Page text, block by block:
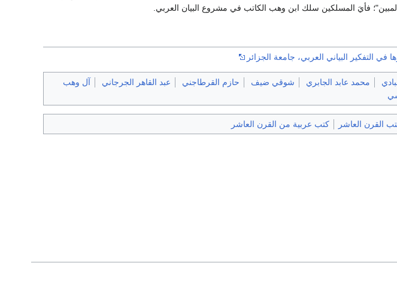
فأيَ المسلكين سلك ابن وهب الكاتب في مشروع البيان العربي.
محمد عابد الجابري شوقي ضيف حازم القرطاجني عبد القاهر الجرجاني
آل وهب
القرن العاشر كتب عربية من القرن العاشر